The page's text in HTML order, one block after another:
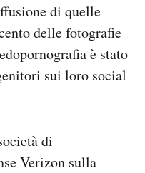
di quelle
delle fotografie
è stato
sui loro social
di
Verizon sulla